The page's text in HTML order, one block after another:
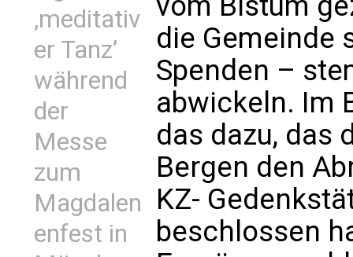
‚meditativ
er Tanz’
während
der
Messe
zum
Magdalen
enfest in
die Gemeinde
Spenden –
abwickeln. Im
das dazu, das
Bergen den
KZ-
beschlossen